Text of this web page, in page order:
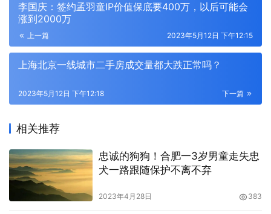
李国庆：签约孟羽童IP价值保底要400万，以后可能会
涨到2000万
上一篇 2023年5月12日 下午12:15
上海北京一线城市二手房成交量都大跌正常吗？
下一篇
2023年5月12日 下午12:18
相关推荐
忠诚的狗狗！合肥一3岁男童走失忠
犬一路跟随保护不离不弃
2023年4月28日 383